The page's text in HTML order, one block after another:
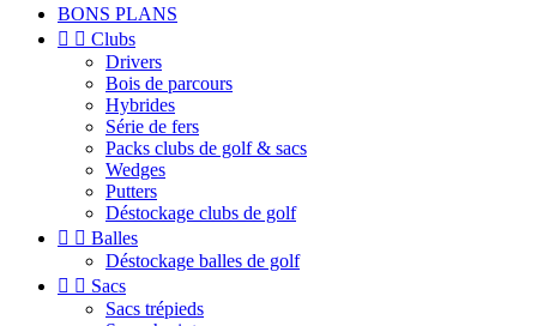
BONS PLANS
  Clubs
Drivers
Bois de parcours
Hybrides
Série de fers
Packs clubs de golf & sacs
Wedges
Putters
Déstockage clubs de golf
  Balles
Déstockage balles de golf
  Sacs
Sacs trépieds